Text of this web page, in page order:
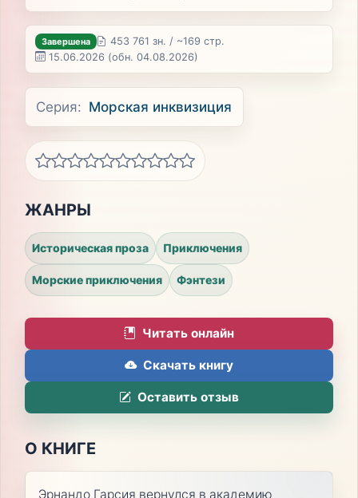
Завершена
453 761 зн. / ~169 стр.
15.06.2026 (обн. 04.08.2026)
Серия: Морская инквизиция
ЖАНРЫ
Историческая проза Приключения
Морские приключения Фэнтези
Читать онлайн
Скачать книгу
Оставить отзыв
О КНИГЕ
Эрнандо Гарсия вернулся в академию